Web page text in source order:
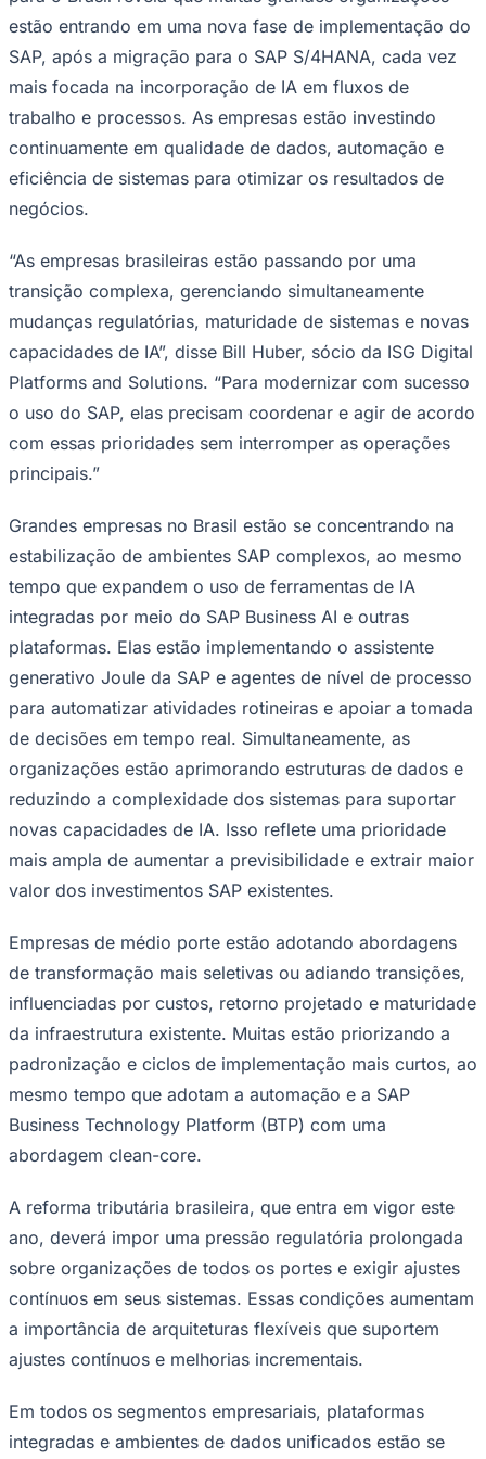
Para Sua Empresa
Anuncie Regional
Guia de Empresas
Vagas na RegiãoNovo
Hub de Negócios
Guia Comercial
Selo Verificado
Agenda de Vestibulares
Panorama Econômico
Panorama Econômico
Para Sua Empresa
Verificar EmpresaNovo
Anunciar VagasNovo
Publicidade Legal
Fórmula 1
UFC
Tênis (ATP)
MLB
NHL
Atletismo
Vôlei
NBB
Competições de Futebol
Brasileirão Série A
Brasileirão Série B
Paulistão
Copa do Brasil
Libertadores
Sul-Americana
Copa América
Champions League
Premier League
Bundesliga
Times - Ir direto
estão entrando em uma nova fase de implementação do
SAP, após a migração para o SAP S/4HANA, cada vez
mais focada na incorporação de IA em fluxos de
trabalho e processos. As empresas estão investindo
continuamente em qualidade de dados, automação e
eficiência de sistemas para otimizar os resultados de
negócios.
“As empresas brasileiras estão passando por uma
transição complexa, gerenciando simultaneamente
mudanças regulatórias, maturidade de sistemas e novas
capacidades de IA”, disse Bill Huber, sócio da ISG Digital
Platforms and Solutions. “Para modernizar com sucesso
o uso do SAP, elas precisam coordenar e agir de acordo
com essas prioridades sem interromper as operações
principais.”
Grandes empresas no Brasil estão se concentrando na
estabilização de ambientes SAP complexos, ao mesmo
tempo que expandem o uso de ferramentas de IA
integradas por meio do SAP Business AI e outras
plataformas. Elas estão implementando o assistente
generativo Joule da SAP e agentes de nível de processo
para automatizar atividades rotineiras e apoiar a tomada
de decisões em tempo real. Simultaneamente, as
organizações estão aprimorando estruturas de dados e
reduzindo a complexidade dos sistemas para suportar
novas capacidades de IA. Isso reflete uma prioridade
mais ampla de aumentar a previsibilidade e extrair maior
valor dos investimentos SAP existentes.
Empresas de médio porte estão adotando abordagens
de transformação mais seletivas ou adiando transições,
influenciadas por custos, retorno projetado e maturidade
da infraestrutura existente. Muitas estão priorizando a
padronização e ciclos de implementação mais curtos, ao
mesmo tempo que adotam a automação e a SAP
Business Technology Platform (BTP) com uma
abordagem clean-core.
A reforma tributária brasileira, que entra em vigor este
ano, deverá impor uma pressão regulatória prolongada
sobre organizações de todos os portes e exigir ajustes
contínuos em seus sistemas. Essas condições aumentam
a importância de arquiteturas flexíveis que suportem
ajustes contínuos e melhorias incrementais.
Em todos os segmentos empresariais, plataformas
integradas e ambientes de dados unificados estão se